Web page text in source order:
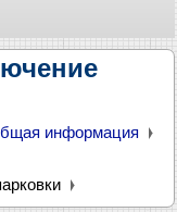
информация